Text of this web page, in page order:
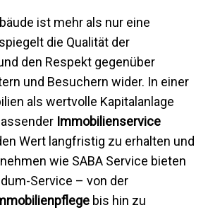
ist mehr als nur eine
die Qualität der
den Respekt gegenüber
und Besuchern wider. In einer
als wertvolle Kapitalanlage
Immobilienservice
Wert langfristig zu erhalten und
wie SABA Service bieten
Service – von der
bis hin zu